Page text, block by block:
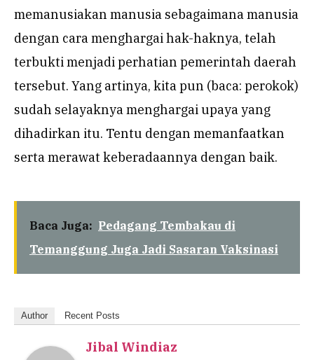
memanusiakan manusia sebagaimana manusia
dengan cara menghargai hak-haknya, telah
terbukti menjadi perhatian pemerintah daerah
tersebut. Yang artinya, kita pun (baca: perokok)
sudah selayaknya menghargai upaya yang
dihadirkan itu. Tentu dengan memanfaatkan
serta merawat keberadaannya dengan baik.
Baca Juga: Pedagang Tembakau di
Temanggung Juga Jadi Sasaran Vaksinasi
Author Recent Posts
Jibal Windiaz